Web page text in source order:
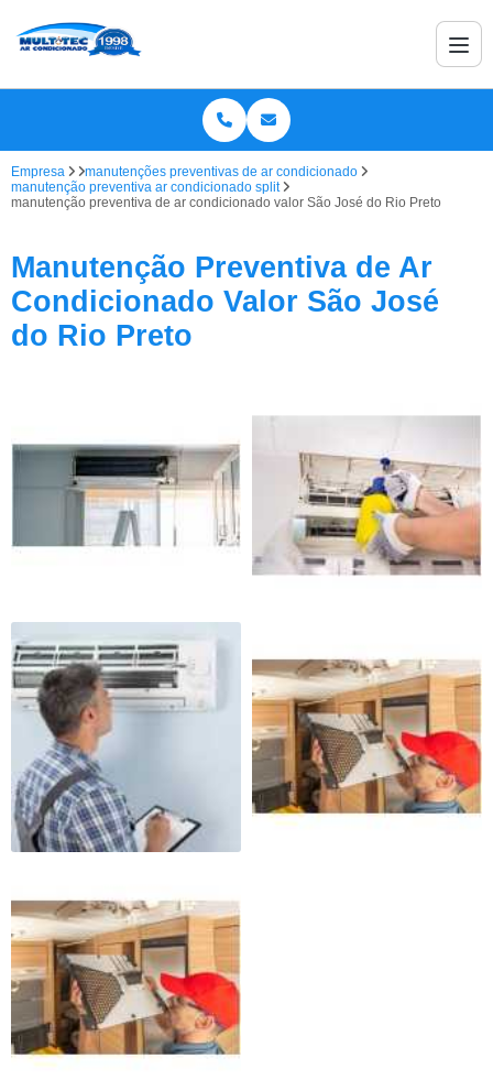
Empresa
manutenções preventivas de ar condicionado
manutenção preventiva ar condicionado split
manutenção preventiva de ar condicionado valor São José do Rio Preto
Manutenção Preventiva de Ar
Condicionado Valor São José
do Rio Preto